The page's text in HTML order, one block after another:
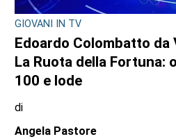
GIOVANI IN TV
Edoardo Colombatto da
La Ruota della Fortuna:
100 e lode
di
Angela Pastore